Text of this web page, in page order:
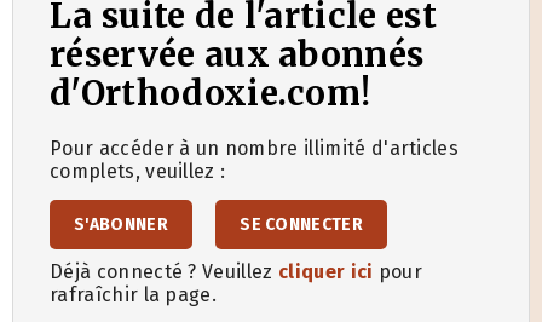
La suite de l'article est
réservée aux abonnés
d'Orthodoxie.com!
Pour accéder à un nombre illimité d'articles
complets, veuillez :
S'ABONNER SE CONNECTER
Déjà connecté ? Veuillez cliquer ici pour
rafraîchir la page.